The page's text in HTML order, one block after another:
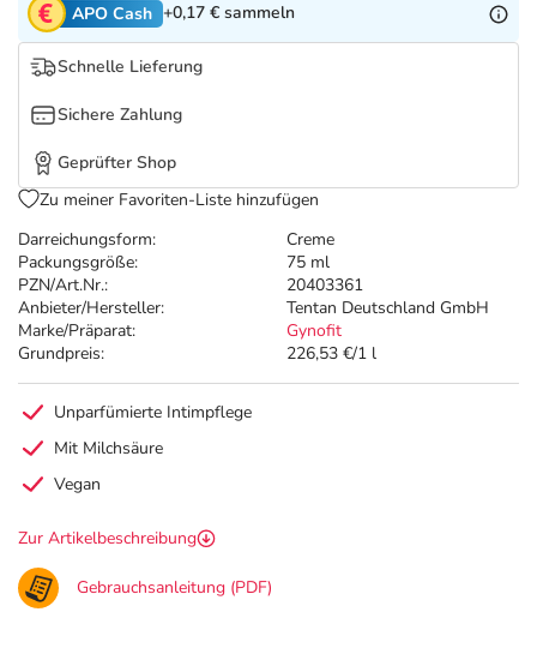
Tierapotheke
Marken
Salus Deals
Darreichungsform:
Creme
Packungsgröße:
75 ml
PZN/Art.Nr.:
20403361
Anbieter/Hersteller:
Tentan Deutschland GmbH
Marke/Präparat:
Gynofit
Grundpreis:
226,53 €/1 l
APO Cash +0,17 € sammeln
Schnelle Lieferung
Sichere Zahlung
Geprüfter Shop
Zu meiner Favoriten-Liste hinzufügen
Unparfümierte Intimpflege
Mit Milchsäure
Vegan
Zur Artikelbeschreibung
Gebrauchsanleitung (PDF)